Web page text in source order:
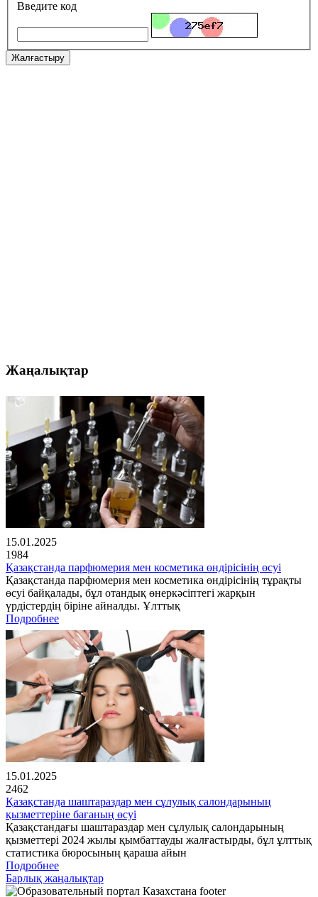
Введите код
Жалғастыру
Жаңалықтар
15.01.2025
1984
Қазақстанда парфюмерия мен косметика өндірісінің өсуі
Қазақстанда парфюмерия мен косметика өндірісінің тұрақты
өсуі байқалады, бұл отандық өнеркәсіптегі жарқын
үрдістердің біріне айналды. Ұлттық
Подробнее
15.01.2025
2462
Қазақстанда шаштараздар мен сұлулық салондарының
қызметтеріне бағаның өсуі
Қазақстандағы шаштараздар мен сұлулық салондарының
қызметтері 2024 жылы қымбаттауды жалғастырды, бұл ұлттық
статистика бюросының қараша айын
Подробнее
Барлық жаңалықтар